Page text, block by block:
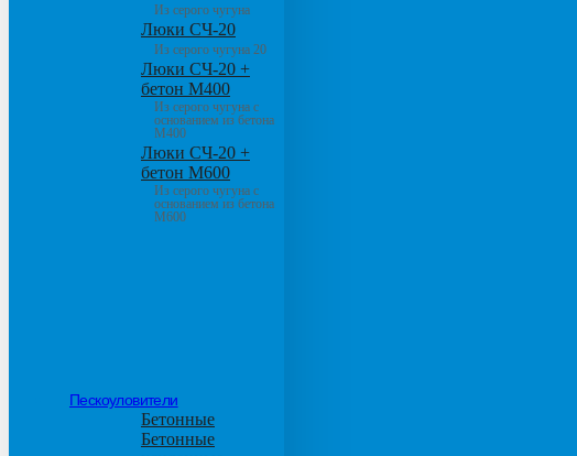
Из серого чугуна
Люки СЧ-20
Из серого чугуна 20
Люки СЧ-20 +
бетон М400
Из серого чугуна с
основанием из бетона
М400
Люки СЧ-20 +
бетон М600
Из серого чугуна с
основанием из бетона
М600
Пескоуловители
Бетонные
Бетонные